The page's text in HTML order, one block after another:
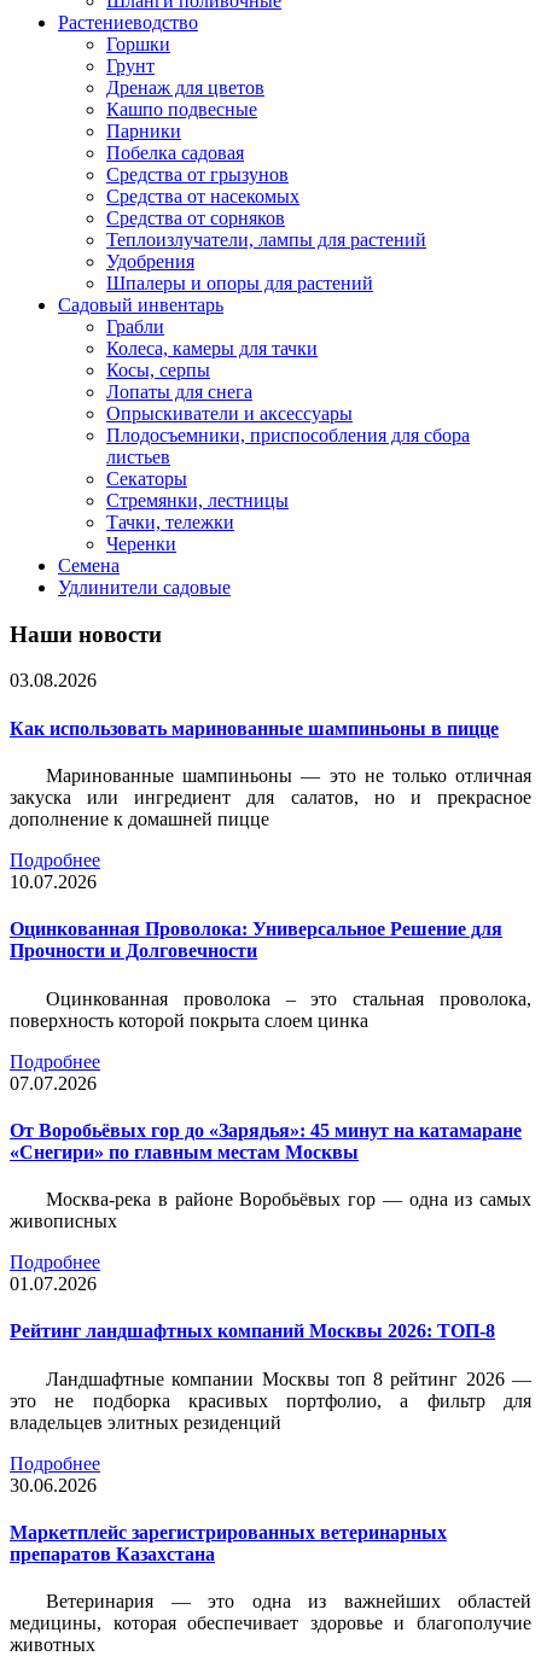
Растениеводство
Горшки
Грунт
Дренаж для цветов
Кашпо подвесные
Парники
Побелка садовая
Средства от грызунов
Средства от насекомых
Средства от сорняков
Теплоизлучатели, лампы для растений
Удобрения
Шпалеры и опоры для растений
Садовый инвентарь
Грабли
Колеса, камеры для тачки
Косы, серпы
Лопаты для снега
Опрыскиватели и аксессуары
Плодосъемники, приспособления для сбора
листьев
Секаторы
Стремянки, лестницы
Тачки, тележки
Черенки
Семена
Удлинители садовые
Наши новости
03.08.2026
Как использовать маринованные шампиньоны в пицце
Маринованные шампиньоны — это не только отличная
закуска или ингредиент для салатов, но и прекрасное
дополнение к домашней пицце
Подробнее
10.07.2026
Оцинкованная Проволока: Универсальное Решение для
Прочности и Долговечности
Оцинкованная проволока – это стальная проволока,
поверхность которой покрыта слоем цинка
Подробнее
07.07.2026
От Воробьёвых гор до «Зарядья»: 45 минут на катамаране
«Снегири» по главным местам Москвы
Москва-река в районе Воробьёвых гор — одна из самых
живописных
Подробнее
01.07.2026
Рейтинг ландшафтных компаний Москвы 2026: ТОП-8
Ландшафтные компании Москвы топ 8 рейтинг 2026 —
это не подборка красивых портфолио, а фильтр для
владельцев элитных резиденций
Подробнее
30.06.2026
Маркетплейс зарегистрированных ветеринарных
препаратов Казахстана
Ветеринария — это одна из важнейших областей
медицины, которая обеспечивает здоровье и благополучие
животных